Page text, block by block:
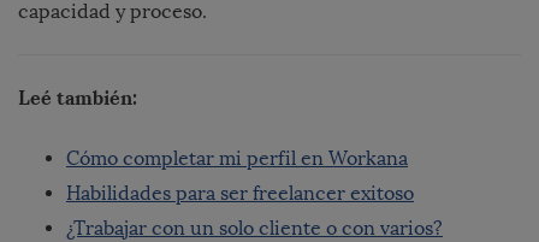
capacidad y proceso.
Leé también:
Cómo completar mi perfil en Workana
Habilidades para ser freelancer exitoso
¿Trabajar con un solo cliente o con varios?